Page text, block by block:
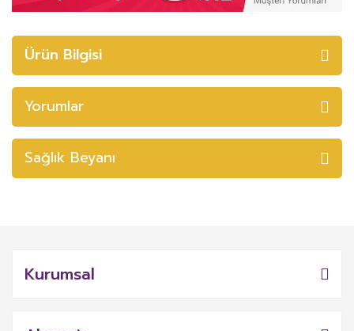
Ürün Bilgisi
Yorumlar
Sağlık Beyanı
Kurumsal